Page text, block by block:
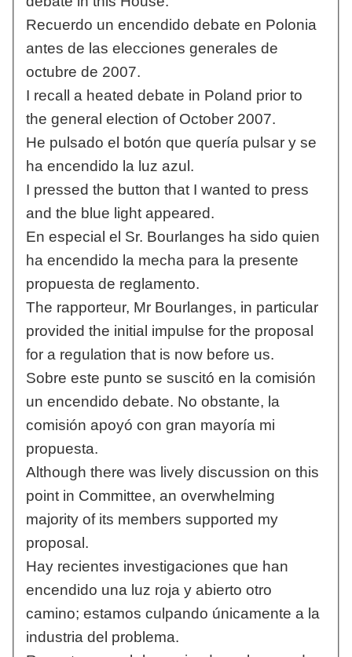
Recuerdo un encendido debate en Polonia
antes de las elecciones generales de
octubre de 2007.
I recall a heated debate in Poland prior to
the general election of October 2007.
He pulsado el botón que quería pulsar y se
ha encendido la luz azul.
I pressed the button that I wanted to press
and the blue light appeared.
En especial el Sr. Bourlanges ha sido quien
ha encendido la mecha para la presente
propuesta de reglamento.
The rapporteur, Mr Bourlanges, in particular
provided the initial impulse for the proposal
for a regulation that is now before us.
Sobre este punto se suscitó en la comisión
un encendido debate. No obstante, la
comisión apoyó con gran mayoría mi
propuesta.
Although there was lively discussion on this
point in Committee, an overwhelming
majority of its members supported my
proposal.
Hay recientes investigaciones que han
encendido una luz roja y abierto otro
camino; estamos culpando únicamente a la
industria del problema.